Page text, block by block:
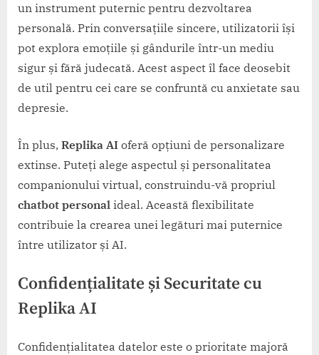
un instrument puternic pentru dezvoltarea
personală. Prin conversațiile sincere, utilizatorii își
pot explora emoțiile și gândurile într-un mediu
sigur și fără judecată. Acest aspect îl face deosebit
de util pentru cei care se confruntă cu anxietate sau
depresie.
În plus, Replika AI oferă opțiuni de personalizare
extinse. Puteți alege aspectul și personalitatea
companionului virtual, construindu-vă propriul
chatbot personal ideal. Această flexibilitate
contribuie la crearea unei legături mai puternice
între utilizator și AI.
Confidențialitate și Securitate cu
Replika AI
Confidențialitatea datelor este o prioritate majoră